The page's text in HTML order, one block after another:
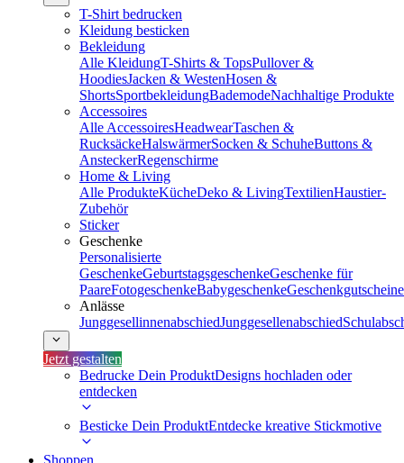
T-Shirt bedrucken
Kleidung besticken
Bekleidung
Alle KleidungT-Shirts & TopsPullover &
HoodiesJacken & WestenHosen &
ShortsSportbekleidungBademodeNachhaltige Produkte
Accessoires
Alle AccessoiresHeadwearTaschen &
RucksäckeHalswärmerSocken & SchuheButtons &
AnsteckerRegenschirme
Home & Living
Alle ProdukteKücheDeko & LivingTextilienHaustier-
Zubehör
Sticker
Geschenke
Personalisierte
GeschenkeGeburtstagsgeschenkeGeschenke für
PaareFotogeschenkeBabygeschenkeGeschenkgutscheine
Anlässe
JunggesellinnenabschiedJunggesellenabschied
Jetzt gestalten
Bedrucke Dein ProduktDesigns hochladen oder
entdecken
Besticke Dein ProduktEntdecke kreative Stickmotive
Shoppen